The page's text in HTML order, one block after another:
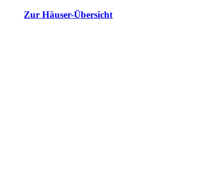
Zur Häuser-Übersicht